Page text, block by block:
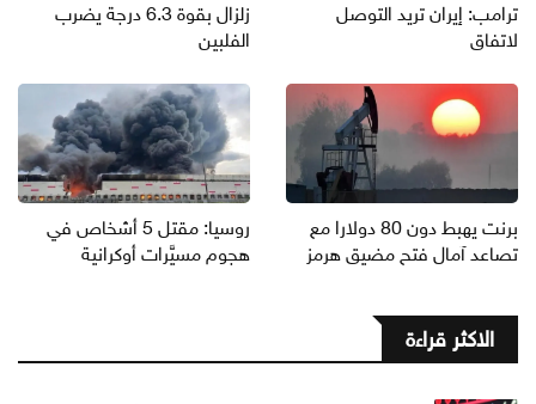
ترامب: إيران تريد التوصل
لاتفاق
زلزال بقوة 6.3 درجة يضرب
الفلبين
برنت يهبط دون 80 دولارا مع
تصاعد آمال فتح مضيق هرمز
روسيا: مقتل 5 أشخاص في
هجوم مسيَّرات أوكرانية
الاكثر قراءة